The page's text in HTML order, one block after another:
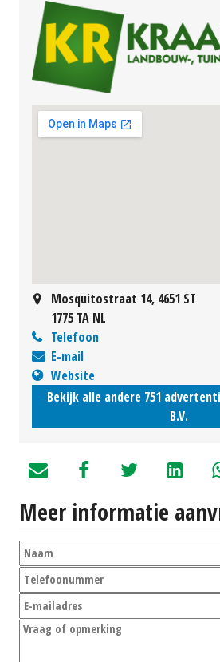
Mosquitostraat 14, 4651 ST
1775 TA NL
Telefoon
E-mail
Website
Bekijk alle andere 751
B.V.
Meer informatie